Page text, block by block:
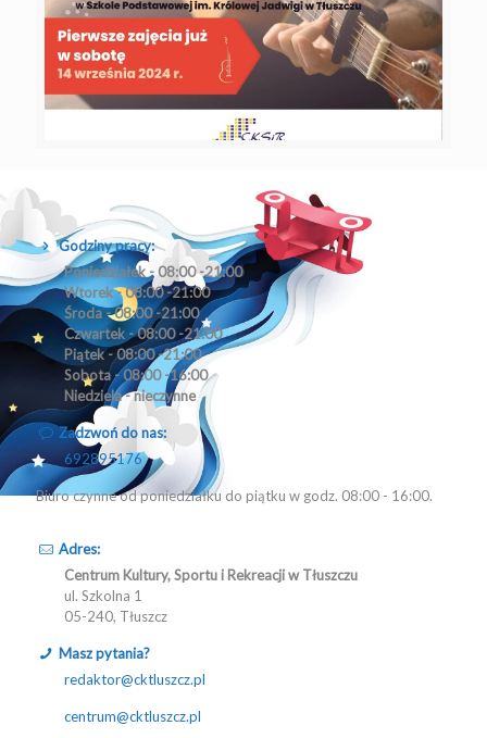
Godziny pracy:
Poniedziałek - 08:00 -21:00
Wtorek - 08:00 -21:00
Środa - 08:00 -21:00
Czwartek - 08:00 -21:00
Piątek - 08:00 -21:00
Sobota - 08:00 -16:00
Niedziela - nieczynne
Zadzwoń do nas:
692895176
Biuro czynne od poniedziałku do piątku w godz. 08:00 - 16:00.
Adres:
Centrum Kultury, Sportu i Rekreacji w Tłuszczu
ul. Szkolna 1
05-240, Tłuszcz
Masz pytania?
redaktor@cktluszcz.pl
centrum@cktluszcz.pl